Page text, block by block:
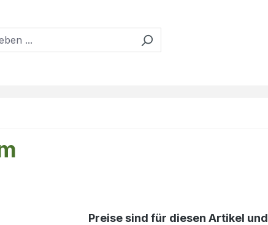
Preise sind für diesen Artikel